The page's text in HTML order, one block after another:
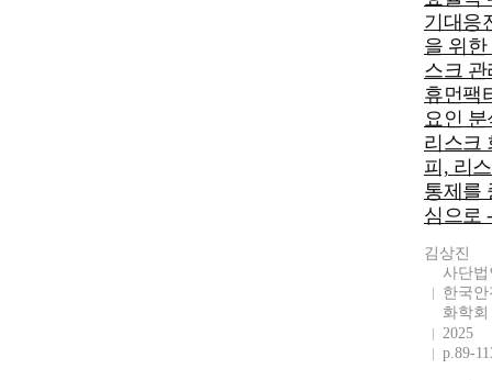
기대응
을 위한
스크 관
휴먼팩
요인 분
리스크
피, 리
통제를
심으로 -
김상진
사단법
한국
화학회
2025
p.89-